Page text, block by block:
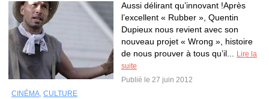
Aussi délirant qu’innovant !Après
l’excellent « Rubber », Quentin
Dupieux nous revient avec son
nouveau projet « Wrong », histoire
de nous prouver à tous qu’il...
Lire la
suite
Publié le 27 juin 2012
CINÉMA, CULTURE